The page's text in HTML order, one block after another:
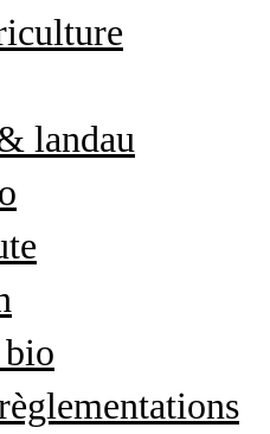
landau